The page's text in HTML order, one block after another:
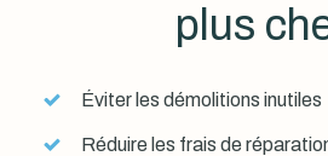
plus
Éviter les démolitions inutiles
Réduire les frais de